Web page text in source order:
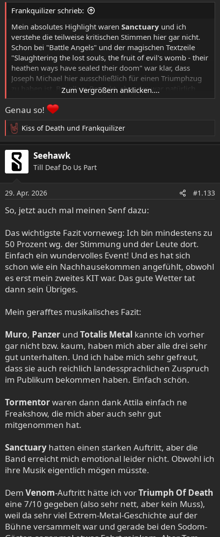
e
nFrankquilizer schrieb:
Mein absolutes Highlight waren Sanctuary und ich
verstehe die teilweise kritischen Stimmen hier gar nicht.
Schon bei "Battle Angels" und der magischen Textzeile
"Slaughtering the lost souls, the fruit of evil's womb - their
heathen ways have sealed their doom" war klar, dass
Joseph Michael hier ausschließlich für einen Triumphzug
zu haben ist. Bei allem Respekt, aber das war natürlich
deutlich besser gesungen als alles, was Warrel Dane in
seiner zweiten Phase mit Sanctuary abgeliefert hat.
Zum Vergrößern anklicken....
Genau so!
R
e
a
k
n
e
n
Kiss of Death und Frankquilizer
Seehawk
Till Deaf Do Us Part
29. Apr. 2026 #1.133
So, jetzt auch mal meinen Senf dazu:
Das wichtigste Fazit vorneweg: Ich bin mindestens zu
50 Prozent wg. der Stimmung und der Leute dort.
Einfach ein wundervolles Event! Und es hat sich
schon wie ein Nachhausekommen angefühlt, obwohl
es erst mein zweites KIT war. Das gute Wetter tat
dann sein Übriges.
Mein gerafftes musikalisches Fazit:
Muro, Panzer und Totalis Metal kannte ich vorher
gar nicht bzw. kaum, haben mich aber alle drei sehr
gut unterhalten. Und ich habe mich sehr gefreut,
dass sie auch reichlich landessprachlichen Zuspruch
im Publikum bekommen haben. Einfach schön.
Tormentorwaren dann dank Attila einfach ne
Freakshow, die mich aber auch sehr gut
mitgenommen hat.
Sanctuary hatten einen starken Auftritt, aber die
Band erreicht mich emotional leider nicht. Obwohl ich
ihre Musik eigentlich mögen müsste.
Dem Venom-Auftritt hätte ich vorTriumph Of Death
eine 7/10 gegeben (also sehr nett, aber kein Muss),
weil da sehr viel Extrem-Metal-Geschichte auf der
Bühne versammelt war und gerade bei den Sodom-